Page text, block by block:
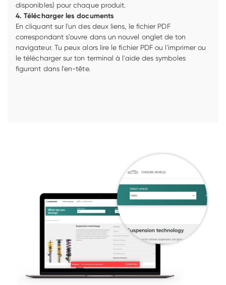
disponibles) pour chaque produit.
En cliquant sur l'un des deux liens, le fichier PDF
correspondant s'ouvre dans un nouvel onglet de ton
navigateur. Tu peux alors lire le fichier PDF ou l'imprimer ou
le télécharger sur ton terminal à l'aide des symboles
figurant dans l'en-tête.